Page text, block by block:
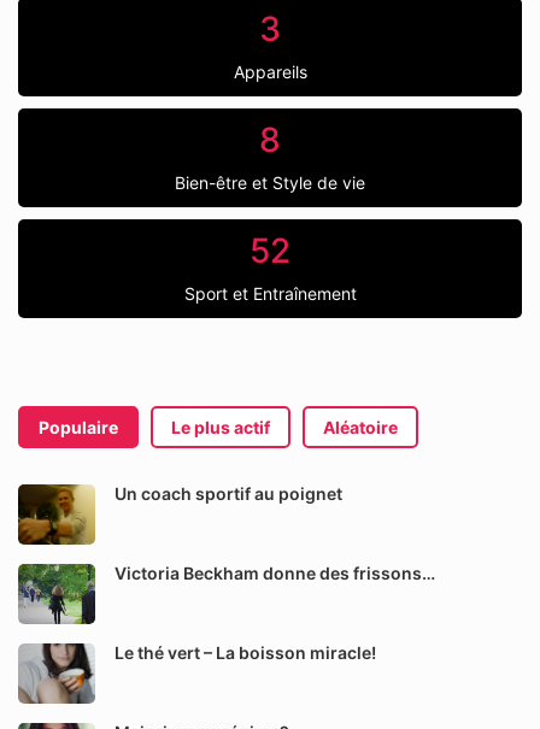
3
Appareils
8
Bien-être et Style de vie
52
Sport et Entraînement
Populaire Le plus actif Aléatoire
Un coach sportif au poignet
Victoria Beckham donne des frissons…
Le thé vert – La boisson miracle!